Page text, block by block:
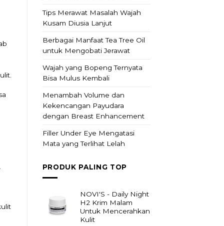
Tips Merawat Masalah Wajah
Kusam Diusia Lanjut
Berbagai Manfaat Tea Tree Oil
untuk Mengobati Jerawat
Wajah yang Bopeng Ternyata
Bisa Mulus Kembali
Menambah Volume dan
Kekencangan Payudara
dengan Breast Enhancement
Filler Under Eye Mengatasi
Mata yang Terlihat Lelah
PRODUK PALING TOP
NOVI'S - Daily Night
H2 Krim Malam
Untuk Mencerahkan
Kulit